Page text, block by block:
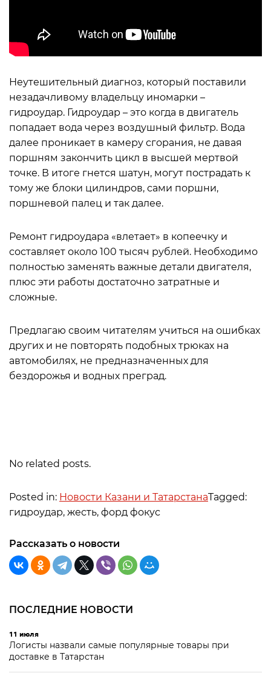
Неутешительный диагноз, который поставили
незадачливому владельцу иномарки –
гидроудар. Гидроудар – это когда в двигатель
попадает вода через воздушный фильтр. Вода
далее проникает в камеру сгорания, не давая
поршням закончить цикл в высшей мертвой
точке. В итоге гнется шатун, могут пострадать к
тому же блоки цилиндров, сами поршни,
поршневой палец и так далее.
Ремонт гидроудара «влетает» в копеечку и
составляет около 100 тысяч рублей. Необходимо
полностью заменять важные детали двигателя,
плюс эти работы достаточно затратные и
сложные.
Предлагаю своим читателям учиться на ошибках
других и не повторять подобных трюках на
автомобилях, не предназначенных для
бездорожья и водных преград.
No related posts.
Posted in: Новости Казани и ТатарстанаTagged:
гидроудар, жесть, форд фокус
Рассказать о новости
ПОСЛЕДНИЕ НОВОСТИ
11 июля
Логисты назвали самые популярные товары при
доставке в Татарстан